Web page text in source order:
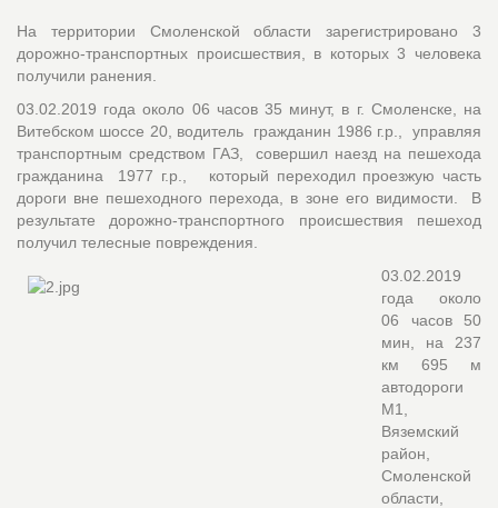
На территории Смоленской области зарегистрировано 3
дорожно-транспортных происшествия, в которых 3 человека
получили ранения.
03.02.2019 года около 06 часов 35 минут, в г. Смоленске, на
Витебском шоссе 20, водитель гражданин 1986 г.р., управляя
транспортным средством ГАЗ, совершил наезд на пешехода
гражданина 1977 г.р., который переходил проезжую часть
дороги вне пешеходного перехода, в зоне его видимости. В
результате дорожно-транспортного происшествия пешеход
получил телесные повреждения.
03.02.2019
года около
06 часов 50
мин, на 237
км 695 м
автодороги
М1,
Вяземский
район,
Смоленской
области,